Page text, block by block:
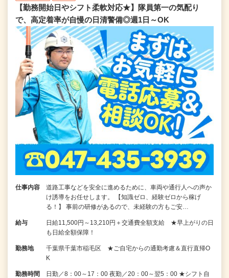
【勤務開始日やシフト柔軟対応★】隊員第一の気配り
で、高定着率が自慢の日清警備◎週1日～OK
仕事内容
道路工事などを安全に進めるために、車両や通行人への声か
け誘導をお任せします。 【知識ゼロ、経験ゼロから稼げ
る！】 事前の研修があるので、未経験の方もご安…
給与
日給11,500円～13,210円＋交通費全額支給 ★早上がりの日
も日給全額保障！
勤務地
千葉県千葉市稲毛区 ★ご自宅からの通勤考慮＆直行直帰O
K
勤務時間
日勤／8：00～17：00 夜勤／20：00～翌5：00 ★シフト自